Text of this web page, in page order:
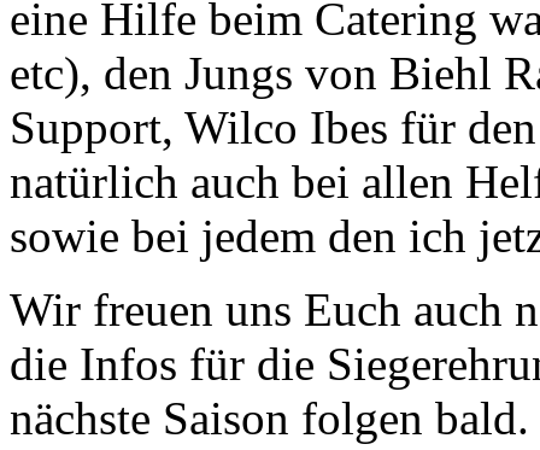
eine Hilfe beim Catering
etc), den Jungs von Biehl
Support, Wilco Ibes für
natürlich auch bei allen
sowie bei jedem den ich
Wir freuen uns Euch auch
die Infos für die
nächste Saison folgen bald.